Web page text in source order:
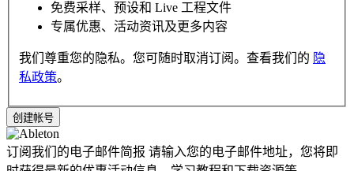
免费采样、预设和 Live 工程文件
专属优惠、活动资讯及更多内容
我们尊重您的隐私。您可随时取消订阅。查看我们的 隐
私政策。
订阅我们的电子邮件简报 请输入您的电子邮件地址，您将即